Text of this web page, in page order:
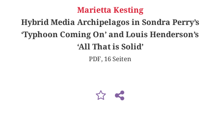
Marietta Kesting
Hybrid Media Archipelagos in Sondra Perry’s
‘Typhoon Coming On’ and Louis Henderson’s
‘All That is Solid’
PDF, 16 Seiten